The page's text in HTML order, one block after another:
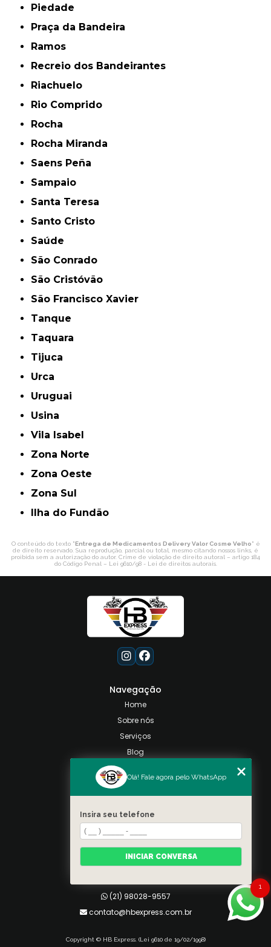
Piedade
Praça da Bandeira
Ramos
Recreio dos Bandeirantes
Riachuelo
Rio Comprido
Rocha
Rocha Miranda
Saens Peña
Sampaio
Santa Teresa
Santo Cristo
Saúde
São Conrado
São Cristóvão
São Francisco Xavier
Tanque
Taquara
Tijuca
Urca
Uruguai
Usina
Vila Isabel
Zona Norte
Zona Oeste
Zona Sul
ilha do Fundão
O conteúdo do texto "Entrega de Medicamentos Delivery Valor Cosme Velho" é
de direito reservado. Sua reprodução, parcial ou total, mesmo citando nossos links, é
proibida sem a autorização do autor. Crime de violação de direito autoral – artigo 184
do Código Penal – Lei 9610/98 - Lei de direitos autorais.
Navegação
Home
Sobre nós
Serviços
Blog
Categorias
Mapa do site
Contato
Taquara, Rio de Janeiro
(21) 98028-9557
(21) 98028-9557
contato@hbexpress.com.br
Copyright © HB Express. (Lei 9610 de 19/02/1998)
1
Olá! Fale agora pelo WhatsApp
Insira seu telefone
INICIAR CONVERSA